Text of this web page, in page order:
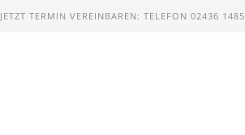
JETZT TERMIN VEREINBAREN: TELEFON 02436 1485